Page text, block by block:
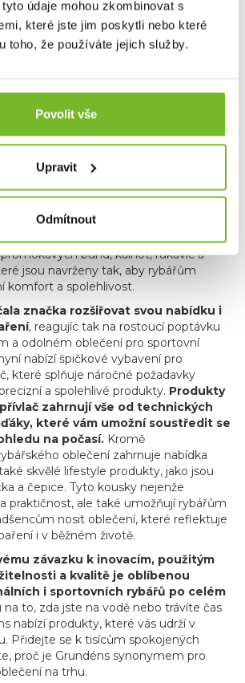
údaje mohou zkombinovat s
které jste jim poskytli nebo které
toho, že používáte jejich služby.
Povolit vše
Upravit
Odmítnout
sahající až do roku 1911
a je známá svou odolností a
i na souši. Grundéns nabízí širokou
než sto let oblečení pro komerční
bund, kalhot, rukavic a
jsou navrženy tak, aby rybářům
komfort a spolehlivost.
značka rozšiřovat svou nabídku i
, reagujíc tak na rostoucí poptávku
a odolném oblečení pro sportovní
nabízí špičkové vybavení pro
které splňuje náročné požadavky
a spolehlivé produkty. Produkty
zahrnují vše od technických
které vám umožní soustředit se
na počasí. Kromě
oblečení zahrnuje nabídka
skvělé lifestyle produkty, jako jsou
a čepice. Tyto kousky nejenže
praktičnost, ale také umožňují rybářům
nosit oblečení, které reflektuje
i v běžném životě.
závazku k inovacím, použitým
a kvalitě je oblíbenou
i sportovních rybářů po celém
na to, zda jste na vodě nebo trávíte čas
nabízí produkty, které vás udrží v
Přidejte se k tisícům spokojených
proč je Grundéns synonymem pro
na trhu.